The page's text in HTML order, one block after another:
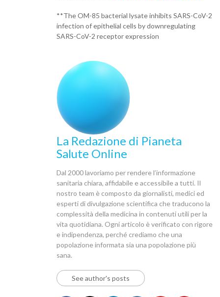
**The OM-85 bacterial lysate inhibits SARS-CoV-2
infection of epithelial cells by downregulating
SARS-CoV-2 receptor expression
La Redazione di Pianeta
Salute Online
Dal 2000 lavoriamo per rendere l’informazione
sanitaria chiara, affidabile e accessibile a tutti. Il
nostro team è composto da giornalisti, medici ed
esperti di divulgazione scientifica che traducono la
complessità della medicina in contenuti utili per la
vita quotidiana. Ogni articolo è verificato con rigore
e indipendenza, perché crediamo che una
popolazione informata sia una popolazione più
sana.
See author's posts